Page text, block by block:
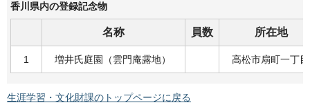
香川県内の登録記念物
名称 員数 所在地
1 増井氏庭園（雲門庵露地） 高松市扇町一丁目
生涯学習・文化財課のトップページに戻る